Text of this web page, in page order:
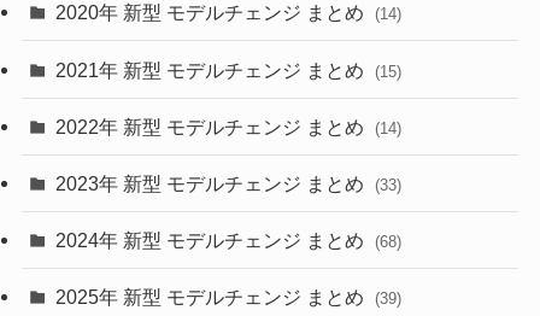
(10)
(9)
(22)
(4)
(9)
2020年 新型 モデルチェンジ まとめ (14)
2021年 新型 モデルチェンジ まとめ (15)
2022年 新型 モデルチェンジ まとめ (14)
2023年 新型 モデルチェンジ まとめ (33)
2024年 新型 モデルチェンジ まとめ (68)
2025年 新型 モデルチェンジ まとめ (39)